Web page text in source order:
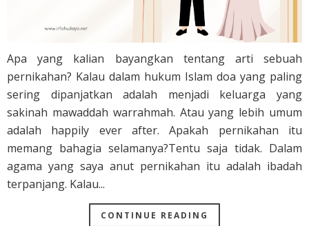
Apa yang kalian bayangkan tentang arti sebuah
pernikahan? Kalau dalam hukum Islam doa yang paling
sering dipanjatkan adalah menjadi keluarga yang
sakinah mawaddah warrahmah. Atau yang lebih umum
adalah happily ever after. Apakah pernikahan itu
memang bahagia selamanya?Tentu saja tidak. Dalam
agama yang saya anut pernikahan itu adalah ibadah
terpanjang. Kalau...
CONTINUE READING